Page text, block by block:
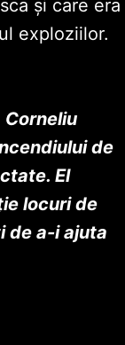
și care era
exploziilor.
Corneliu
de
El
locuri de
de a-i ajuta